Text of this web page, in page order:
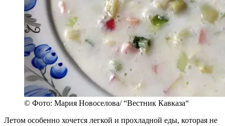
© Фото: Мария Новоселова/ “Вестник Кавказа“
Летом особенно хочется легкой и прохладной еды, которая не